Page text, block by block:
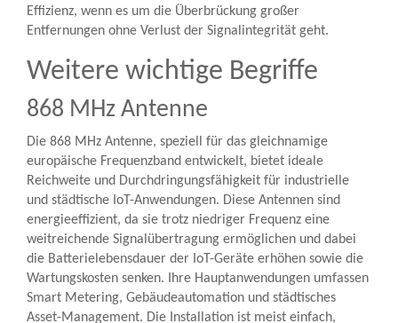
Effizienz, wenn es um die Überbrückung großer
Entfernungen ohne Verlust der Signalintegrität geht.
Weitere wichtige Begriffe
868 MHz Antenne
Die 868 MHz Antenne, speziell für das gleichnamige
europäische Frequenzband entwickelt, bietet ideale
Reichweite und Durchdringungsfähigkeit für industrielle
und städtische IoT-Anwendungen. Diese Antennen sind
energieeffizient, da sie trotz niedriger Frequenz eine
weitreichende Signalübertragung ermöglichen und dabei
die Batterielebensdauer der IoT-Geräte erhöhen sowie die
Wartungskosten senken. Ihre Hauptanwendungen umfassen
Smart Metering, Gebäudeautomation und städtisches
Asset-Management. Die Installation ist meist einfach,